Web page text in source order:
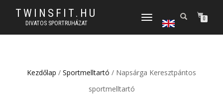
TWINSFIT.HU
DIVATOS SPORTRUHÁZAT
TOGGLE
NAVIGATION
0
Kezdőlap / Sportmelltartó / Napsárga Keresztpántos
sportmelltartó